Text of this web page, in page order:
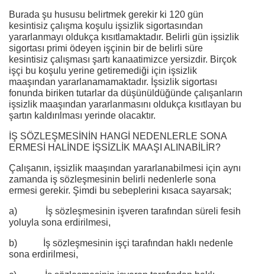
Burada şu hususu belirtmek gerekir ki 120 gün
kesintisiz çalışma koşulu işsizlik sigortasından
yararlanmayı oldukça kısıtlamaktadır. Belirli gün işsizlik
sigortası primi ödeyen işçinin bir de belirli süre
kesintisiz çalışması şartı kanaatimizce yersizdir. Birçok
işçi bu koşulu yerine getiremediği için işsizlik
maaşından yararlanamamaktadır. İşsizlik sigortası
fonunda biriken tutarlar da düşünüldüğünde çalışanların
işsizlik maaşından yararlanmasını oldukça kısıtlayan bu
şartın kaldırılması yerinde olacaktır.
İŞ SÖZLEŞMESİNİN HANGİ NEDENLERLE SONA
ERMESİ HALİNDE İŞSİZLİK MAAŞI ALINABİLİR?
Çalışanın, işsizlik maaşından yararlanabilmesi için aynı
zamanda iş sözleşmesinin belirli nedenlerle sona
ermesi gerekir. Şimdi bu sebeplerini kısaca sayarsak;
a) İş sözleşmesinin işveren tarafından süreli fesih
yoluyla sona erdirilmesi,
b) İş sözleşmesinin işçi tarafından haklı nedenle
sona erdirilmesi,